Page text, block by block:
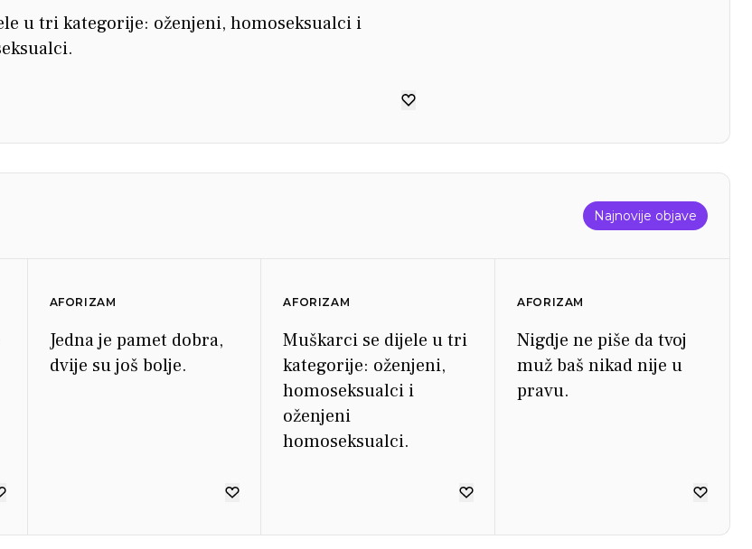
u tri kategorije: oženjeni, homoseksualci i
Najnovije objave
AFORIZAM
Jedna je pamet dobra,
dvije su još bolje.
AFORIZAM
Muškarci se dijele u tri
kategorije: oženjeni,
homoseksualci i
oženjeni
homoseksualci.
AFORIZAM
Nigdje ne piše da tvoj
muž baš nikad nije u
pravu.